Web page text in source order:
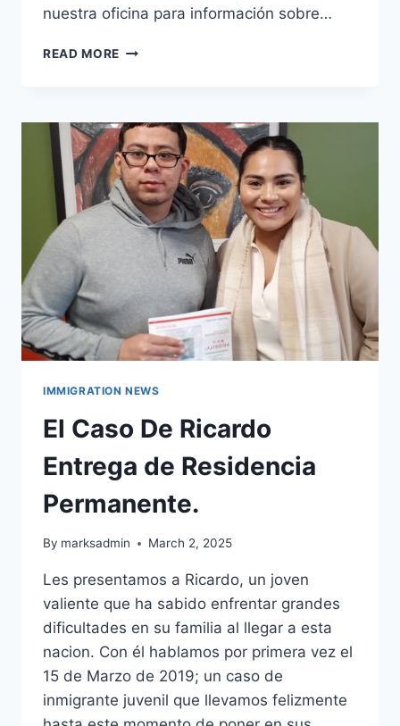
nuestra oficina para información sobre…
READ MORE
IMMIGRATION NEWS
El Caso De Ricardo
Entrega de Residencia
Permanente.
By marksadmin March 2, 2025
Les presentamos a Ricardo, un joven
valiente que ha sabido enfrentar grandes
dificultades en su familia al llegar a esta
nacion. Con él hablamos por primera vez el
15 de Marzo de 2019; un caso de
inmigrante juvenil que llevamos felizmente